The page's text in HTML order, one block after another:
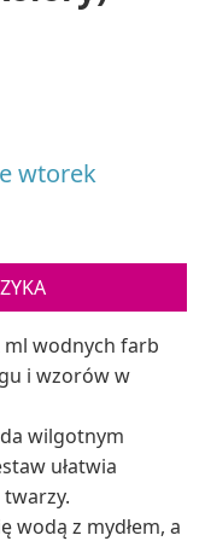
wtorek
wodnych farb
i wzorów w
wilgotnym
ułatwia
wodą z mydłem, a